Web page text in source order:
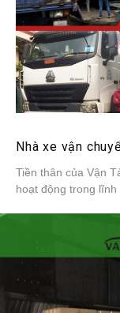
Nhà xe vận
Tiền thân của Vận
hoạt động trong